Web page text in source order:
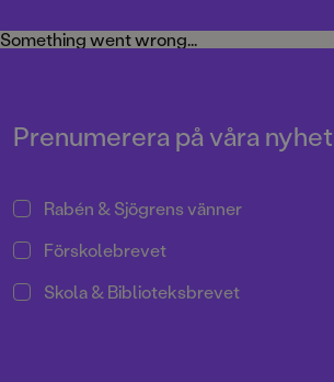
Cookie Policy
Miljö och hållbarhet
Twitter
Something went wrong...
Prenumerera på våra
Rabén & Sjögrens vänner
Förskolebrevet
Skola & Biblioteksbrevet